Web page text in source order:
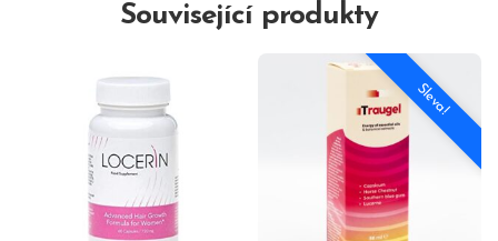
Související produkty
Sleva!